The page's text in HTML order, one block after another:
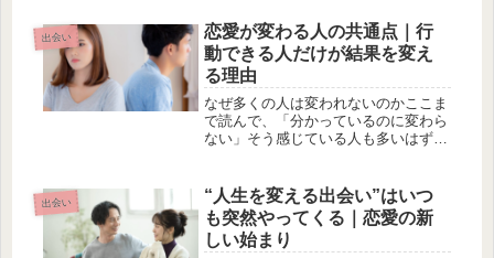
出会い
恋愛が変わる人の共通点｜行
動できる人だけが結果を変え
る理由
なぜ多くの人は変われないのかここま
で読んで、「分かっているのに変わら
ない」そう感じている人も多いはずで
解”だけでは変わりません。変化はい
つも、行動の後に起きます。小さな行
動...
出会い
“人生を変える出会い”はいつ
も突然やってくる｜恋愛の新
しい始まり